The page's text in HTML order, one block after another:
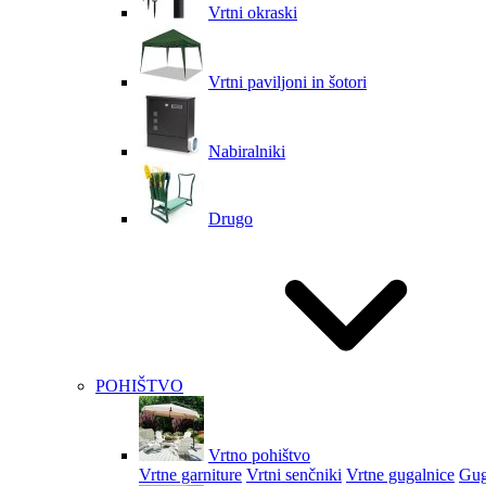
Vrtni okraski
Vrtni paviljoni in šotori
Nabiralniki
Drugo
POHIŠTVO
Vrtno pohištvo
Vrtne garniture Vrtni senčniki Vrtne gugalnice